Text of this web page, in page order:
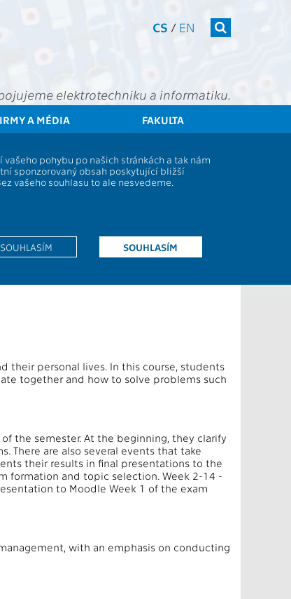
CS / EN
elektrotechniku a informatiku.
A MÉDIA FAKULTA
pohybu po našich stránkách a tak nám
sponzorovaný obsah poskytující bližší
vašeho souhlasu to ale nesvedeme.
SOUHLASÍM
Kreditů:
6
their personal lives. In this course, students
together and how to solve problems such
the semester. At the beginning, they clarify
There are also several events that take
their results in final presentations to the
formation and topic selection. Week 2-14 -
to Moodle Week 1 of the exam
with an emphasis on conducting